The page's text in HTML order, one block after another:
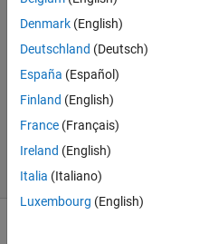
Risposta
Aggiornato
13 Feb
35
Visualizzazioni
(30 giorni)
Denmark (English)
Deutschland (Deutsch)
España (Español)
Finland (English)
France (Français)
Ireland (English)
Italia (Italiano)
Luxembourg (English)